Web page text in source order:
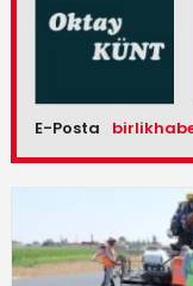
E-Posta